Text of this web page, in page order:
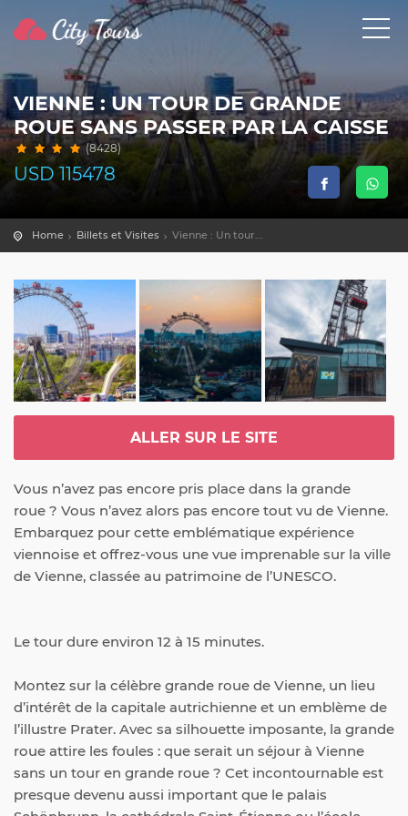
VIENNE : UN TOUR DE GRANDE
ROUE SANS PASSER PAR LA CAISSE
(8428)
USD 115478
Home Billets et Visites Vienne : Un tour...
ALLER SUR LE SITE
Vous n’avez pas encore pris place dans la grande
roue ? Vous n’avez alors pas encore tout vu de Vienne.
Embarquez pour cette emblématique expérience
viennoise et offrez-vous une vue imprenable sur la ville
de Vienne, classée au patrimoine de l’UNESCO.
Le tour dure environ 12 à 15 minutes.
Montez sur la célèbre grande roue de Vienne, un lieu
d’intérêt de la capitale autrichienne et un emblème de
l’illustre Prater. Avec sa silhouette imposante, la grande
roue attire les foules : que serait un séjour à Vienne
sans un tour en grande roue ? Cet incontournable est
presque devenu aussi important que le palais